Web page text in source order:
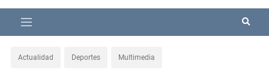
Actualidad Deportes Multimedia